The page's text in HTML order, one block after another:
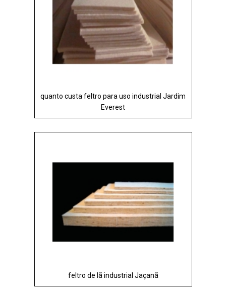
quanto custa feltro para uso industrial Jardim
Everest
feltro de lã industrial Jaçanã